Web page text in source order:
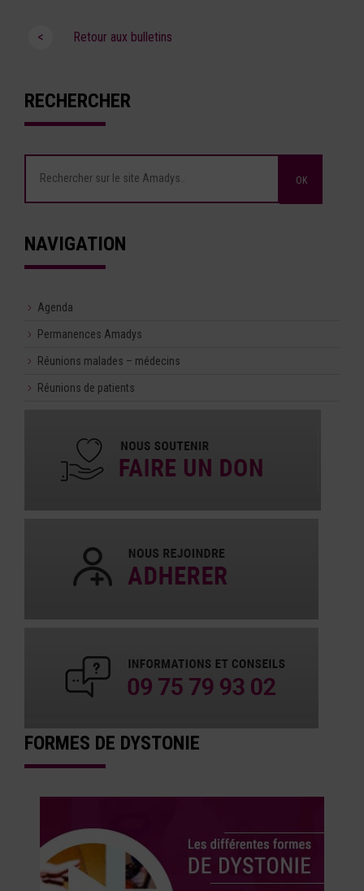
< Retour aux bulletins
RECHERCHER
NAVIGATION
Agenda
Permanences Amadys
Réunions malades – médecins
Réunions de patients
FORMES DE DYSTONIE